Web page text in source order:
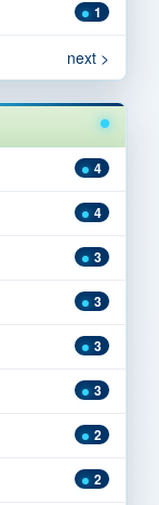
1
next >
4
4
3
3
3
3
2
2